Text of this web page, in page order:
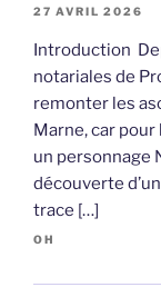
27 AVRIL 2026
Introduction
notariales de
remonter les
Marne, car
un personnage
découverte
trace […]
OH